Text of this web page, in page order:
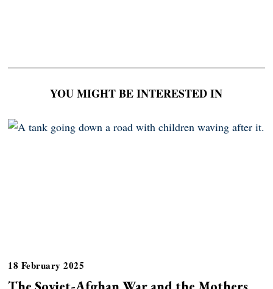
YOU MIGHT BE INTERESTED IN
18 February 2025